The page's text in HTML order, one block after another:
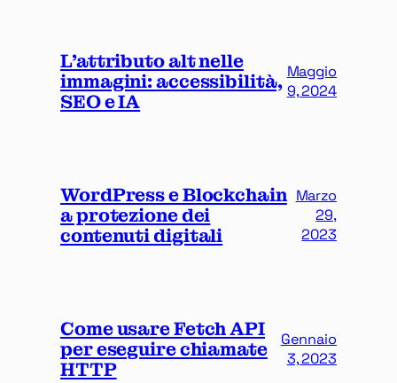
L’attributo alt nelle
immagini: accessibilità,
SEO e IA
Maggio
9, 2024
WordPress e Blockchain
a protezione dei
contenuti digitali
Marzo
29,
2023
Come usare Fetch API
per eseguire chiamate
HTTP
Gennaio
3, 2023